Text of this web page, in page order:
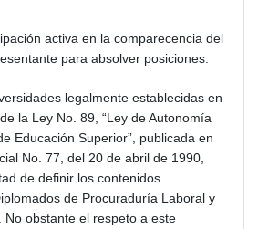
activa en la comparecencia del
para absolver posiciones.
legalmente establecidas en
la Ley No. 89, “Ley de Autonomía
Educación Superior”, publicada en
No. 77, del 20 de abril de 1990,
de definir los contenidos
de Procuraduría Laboral y
No obstante el respeto a este